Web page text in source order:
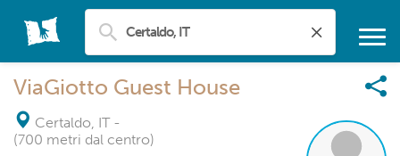
ViaGiotto Guest House
Certaldo, IT -
(700 metri dal centro)